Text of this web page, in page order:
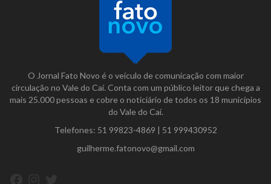
O Jornal Fato Novo é o veículo de comunicação com maior
circulação no Vale do Caí. Conta com um público leitor que chega a
mais 25.000 pessoas e cobre o noticiário de todos os 18 municípios
do Vale do Caí.
Telefones: 51 99823-4869 | 51 999430952
guilherme.fatonovo@gmail.com